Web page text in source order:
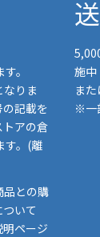
。
なりま
記載を
アの倉
す。(離
品との購
いて
ページ
施中
ま
※一